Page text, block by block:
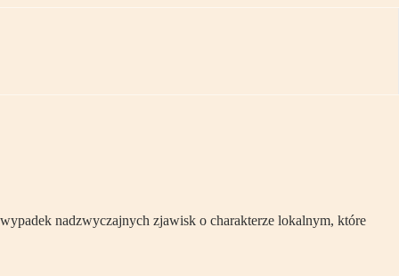
nadzwyczajnych zjawisk o charakterze lokalnym, które